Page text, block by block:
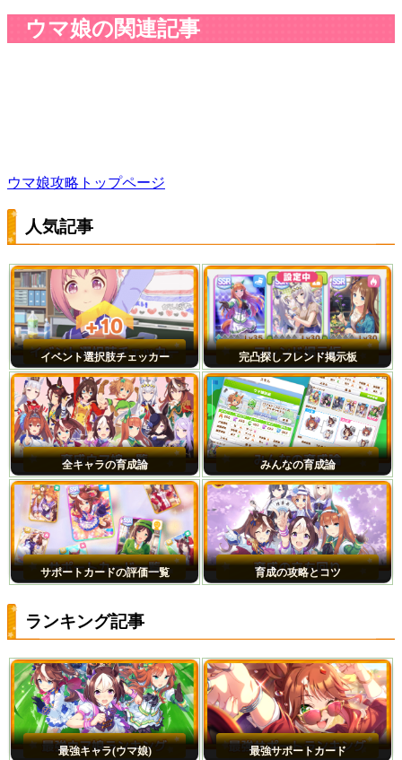
ウマ娘の関連記事
ウマ娘攻略トップページ
人気記事
イベント選択肢チェッカー 完凸探しフレンド掲示板
全キャラの育成論 みんなの育成論
サポートカードの評価一覧 育成の攻略とコツ
ランキング記事
最強キャラ(ウマ娘) 最強サポートカード